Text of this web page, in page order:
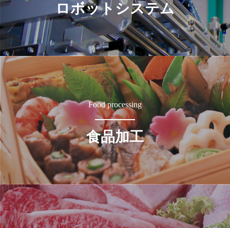
ロボットシステム
Food processing
食品加工